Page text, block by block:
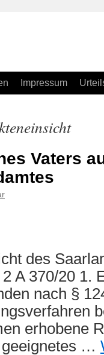
Impressum
Vaters
des
A 370/20 1.
nach §
erhobene
geeignetes …